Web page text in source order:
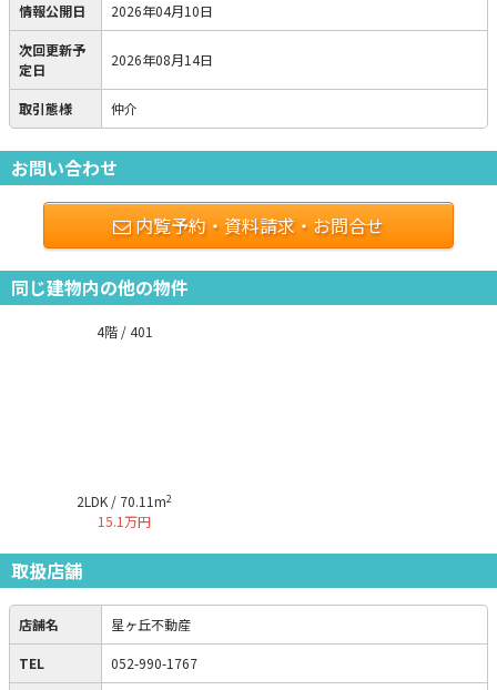
情報公開日 2026年04月10日
次回更新予
定日
2026年08月14日
取引態様 仲介
お問い合わせ
内覧予約・資料請求・お問合せ
同じ建物内の他の物件
4階 / 401
2LDK / 70.11m2
15.1万円
取扱店舗
店舗名 星ヶ丘不動産
TEL 052-990-1767